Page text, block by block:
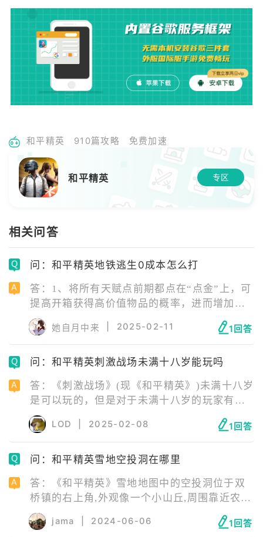
和平精英 910篇攻略 免费加速
和平精英 专区
相关问答
问：和平精英地铁逃生0成本怎么打
答：1、将所有天赋点前期都点在“点金”上，可
提高开箱获得高价值物品的概率，进而增加我
们的收益。 2、枪械选择1把低品阶的7.62mm
系列步枪，子弹带60发左右蓝色品阶的子弹应
付真人，120发锈蚀弹清理人机，若要打 BOSS
则需 300 发以上锈蚀弹。
她自月中来 2025-02-11 1回答
问：和平精英刺激战场未满十八岁能玩吗
答：《刺激战场》(现《和平精英》)未满十八岁
是可以玩的，但是对于未满十八岁的玩家有严
格的防沉迷系统。在非节假日，未成年人每天
游戏时长累计不得超过 1.5 小时。在节假日，
游戏时长累计不得超过 3 小时。
LOD 2025-02-08 1回答
问：和平精英雪地空投洞在哪里
答：《和平精英》雪地地图中的空投洞位于双
桥镇的右上角,外观像一个小山丘,周围靠近农场
小镇和冰河城。要找到这个空投洞,玩家需要飞
往双桥镇,在镇子的右上方寻找一块空地。
jama 2024-06-06 1回答